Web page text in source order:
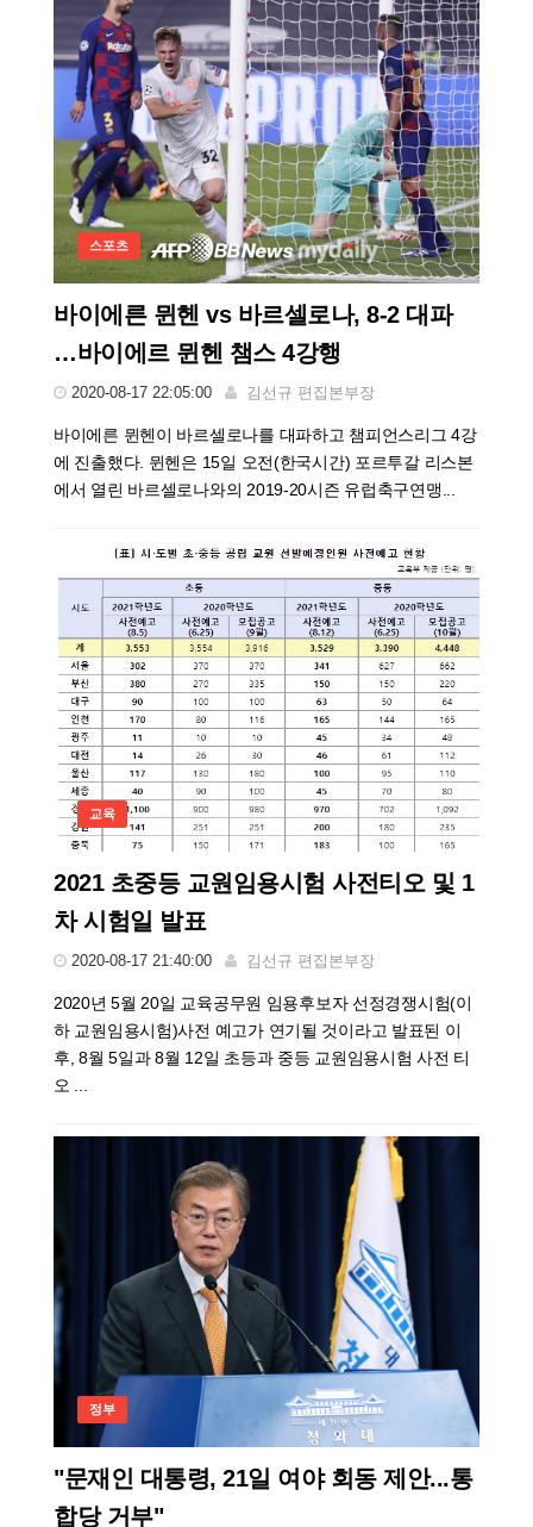
스포츠
바이에른 뮌헨 vs 바르셀로나, 8-2 대파
…바이에르 뮌헨 챔스 4강행
2020-08-17 22:05:00 김선규 편집본부장
바이에른 뮌헨이 바르셀로나를 대파하고 챔피언스리그 4강
에 진출했다. 뮌헨은 15일 오전(한국시간) 포르투갈 리스본
에서 열린 바르셀로나와의 2019-20시즌 유럽축구연맹...
교육
2021 초중등 교원임용시험 사전티오 및 1
차 시험일 발표
2020-08-17 21:40:00 김선규 편집본부장
2020년 5월 20일 교육공무원 임용후보자 선정경쟁시험(이
하 교원임용시험)사전 예고가 연기될 것이라고 발표된 이
후, 8월 5일과 8월 12일 초등과 중등 교원임용시험 사전 티
오 ...
정부
"문재인 대통령, 21일 여야 회동 제안...통
합당 거부"